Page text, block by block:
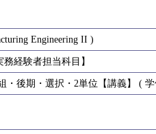
Engineering II )
経験者担当科目】
・後期・選択・2単位【講義】 (